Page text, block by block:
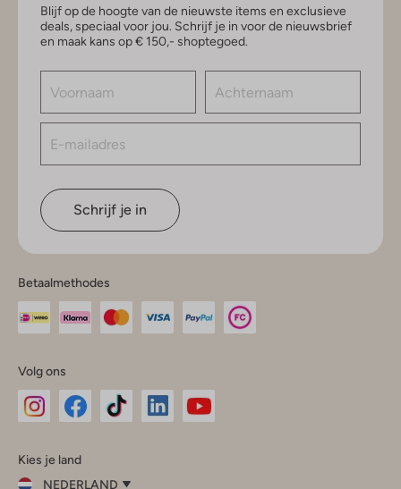
Blijf op de hoogte van de nieuwste items en exclusieve
deals, speciaal voor jou. Schrijf je in voor de nieuwsbrief
en maak kans op € 150,- shoptegoed.
Schrijf je in
Betaalmethodes
Volg ons
InstagramFacebook
Kies je land
NEDERLAND